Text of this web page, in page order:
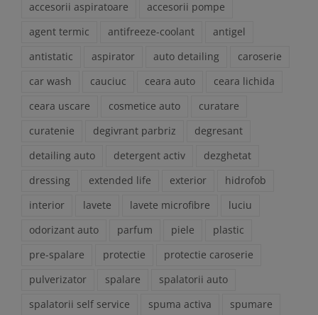
accesorii aspiratoare
accesorii pompe
agent termic
antifreeze-coolant
antigel
antistatic
aspirator auto detailing
caroserie
car wash
cauciuc ceara auto
ceara lichida
ceara uscare
cosmetice auto
curatare
curatenie
degivrant parbriz
degresant
detailing auto
detergent activ
dezghetat
dressing
extended life exterior
hidrofob
interior
lavete lavete microfibre
luciu
odorizant auto
parfum piele
plastic
pre-spalare
protectie
protectie caroserie
pulverizator
spalare
spalatorii auto
spalatorii self service
spuma activa
spumare